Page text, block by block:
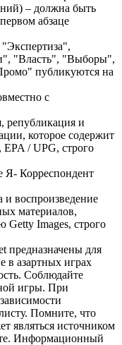
– должна быть
абзаце
"Власть", "Выборы",
публикуются на
с
републикация и
которое содержит
/ UPG, строго
Я- Корреспондент
и воспроизведение
материалов,
Getty Images, строго
предназначены для
в азартных играх
Соблюдайте
игры. При
Помните, что
являться источником
Информационный